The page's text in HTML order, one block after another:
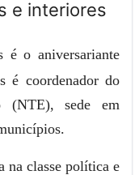
é o aniversariante
é coordenador do
(NTE), sede em
na classe política e